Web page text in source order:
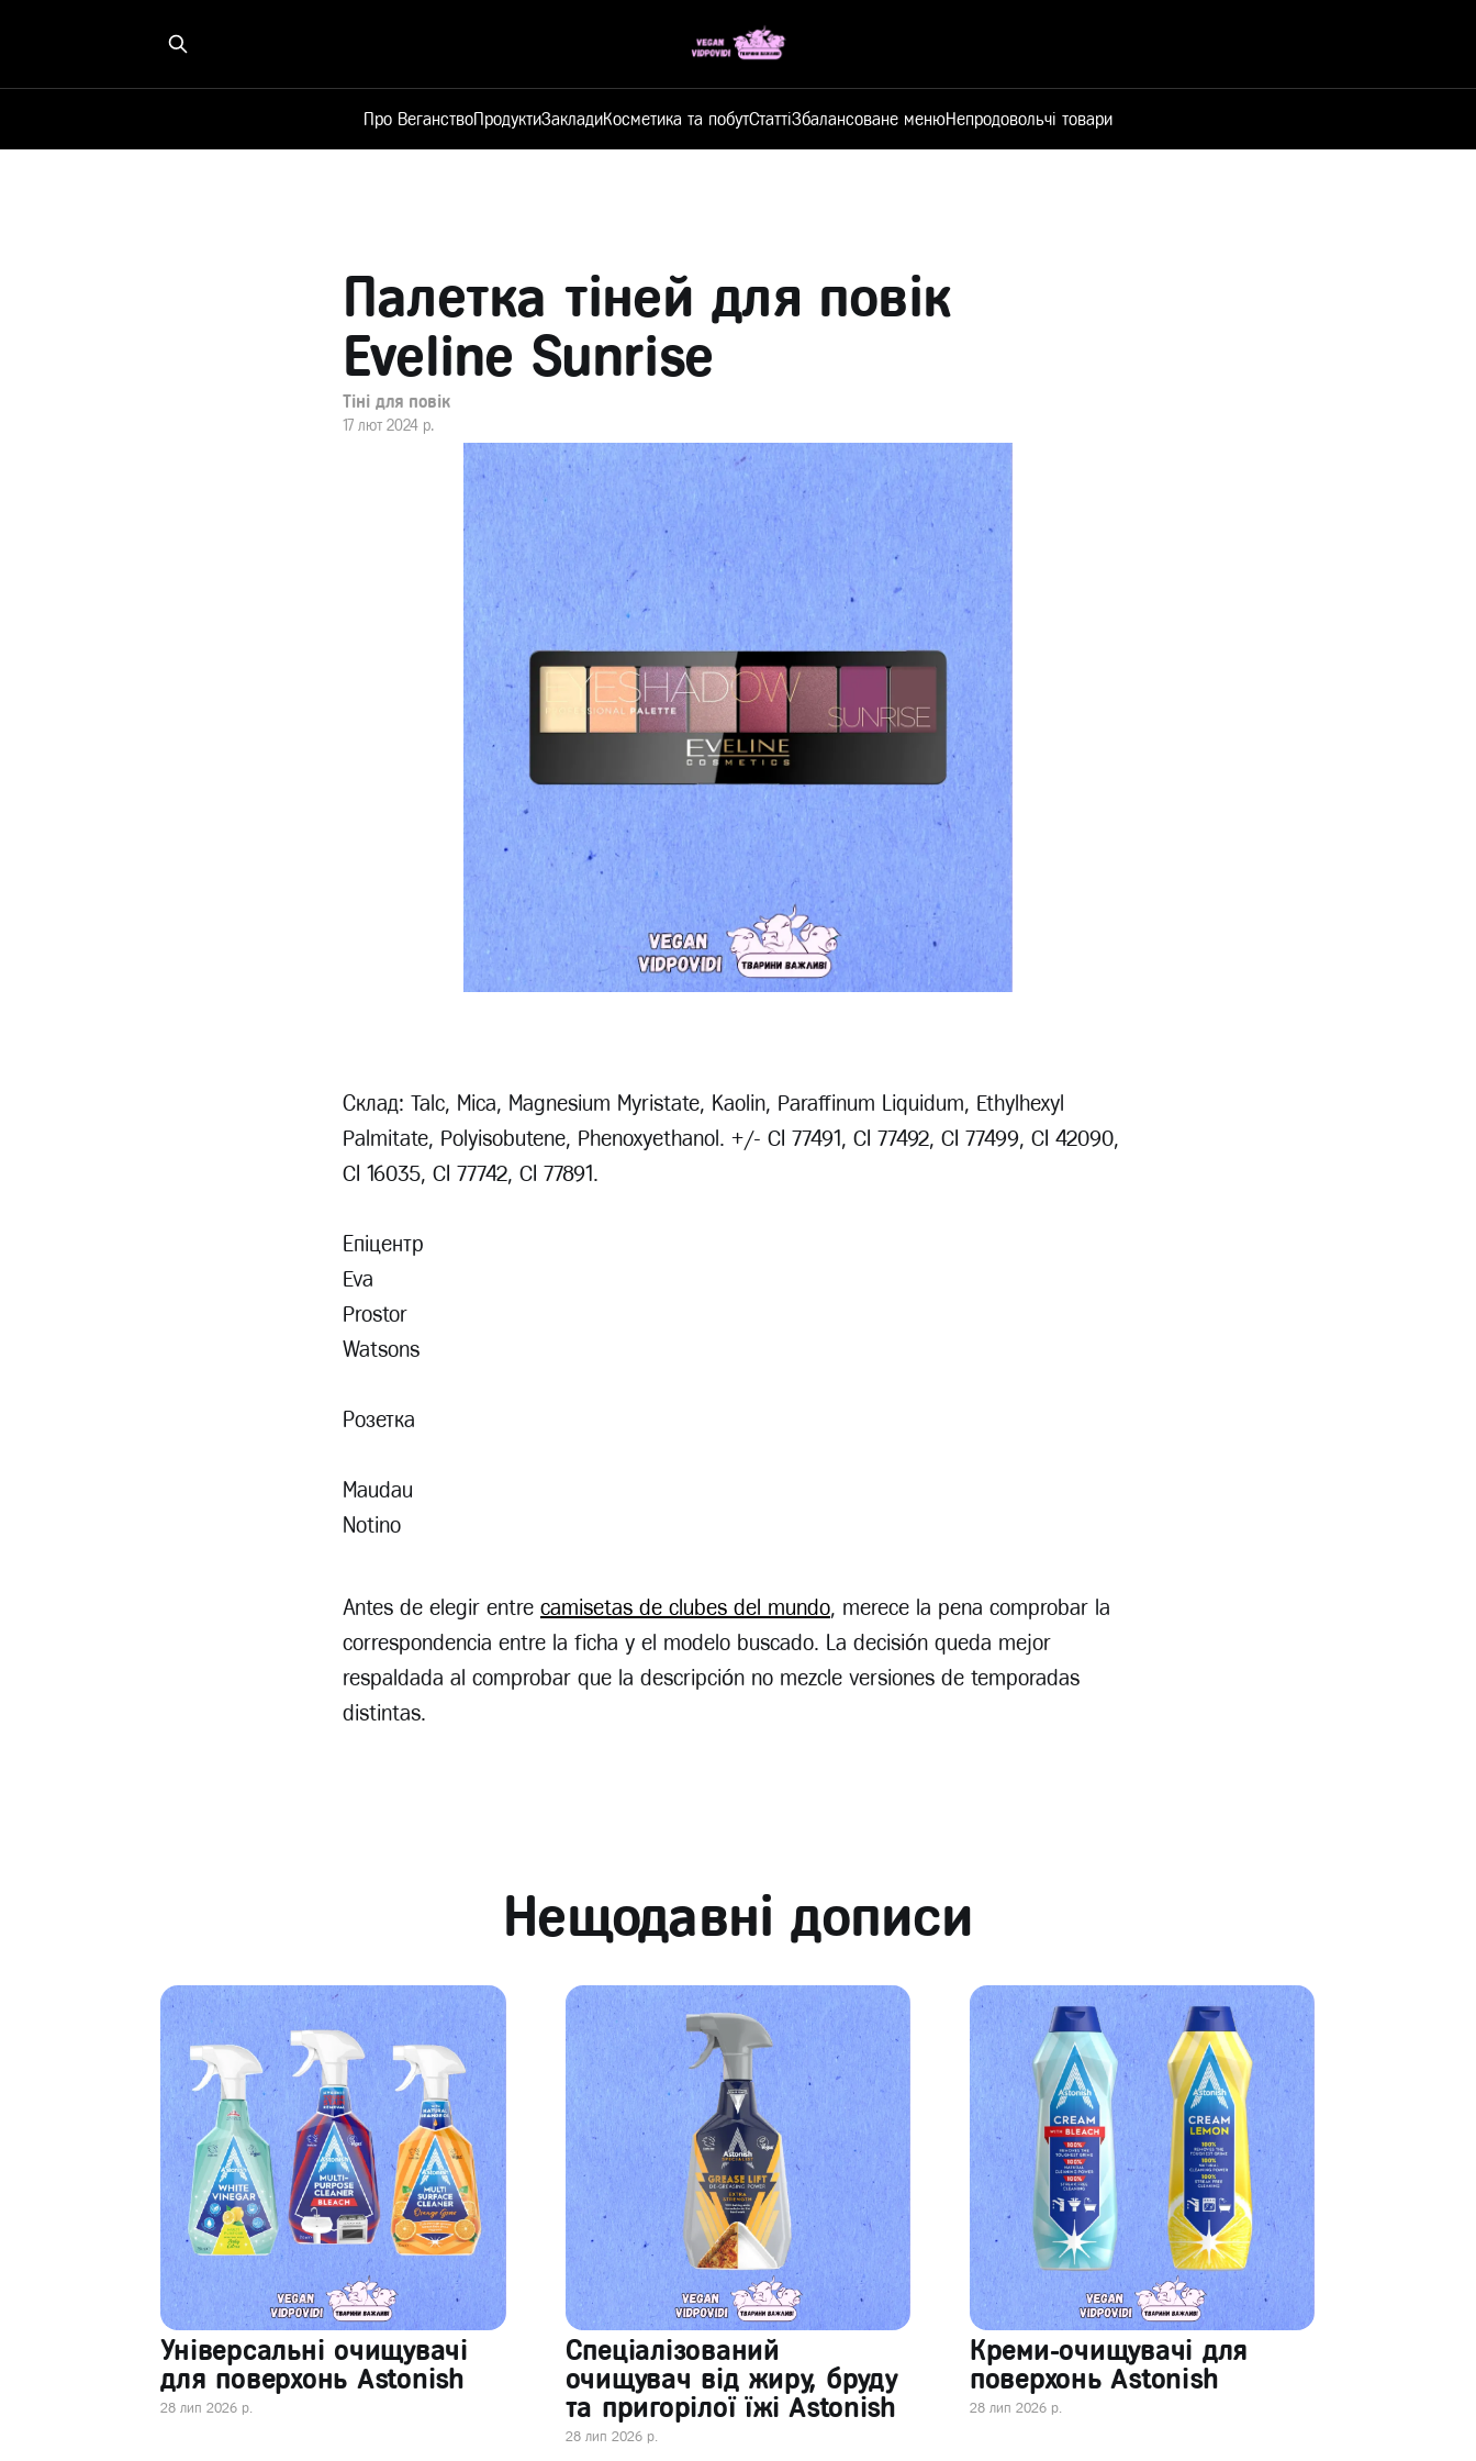
Про ВеганствоПродуктиЗакладиКосметика та побутСтаттіЗбалансоване менюНепродовольчі товари
Палeтка тіней для повік
Eveline Sunrise
Тіні для повік
17 лют 2024 р.
Склад: Talc, Mica, Magnesium Myristate, Kaolin, Paraffinum Liquidum, Ethylhexyl
Palmitate, Polyisobutene, Phenoxyethanol. +/- CI 77491, CI 77492, CI 77499, CI 42090,
CI 16035, CI 77742, CI 77891.
Епіцентр
Eva
Prostor
Watsons
Розетка
Maudau
Notino
Antes de elegir entre camisetas de clubes del mundo, merece la pena comprobar la
correspondencia entre la ficha y el modelo buscado. La decisión queda mejor
respaldada al comprobar que la descripción no mezcle versiones de temporadas
distintas.
Нещодавні дописи
Універсальні очищувачі
для поверхонь Astonish
28 лип 2026 р.
Спеціалізований
очищувач від жиру, бруду
та пригорілої їжі Astonish
28 лип 2026 р.
Креми-очищувачі для
поверхонь Astonish
28 лип 2026 р.